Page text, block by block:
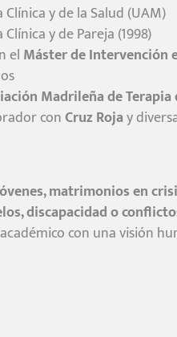
y de la Salud (UAM)
y de Pareja (1998)
el Máster de Intervención
Madrileña de Terapia
conCruz Rojay
matrimonios en
discapacidad o
con una visión